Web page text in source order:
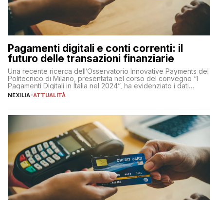
Pagamenti digitali e conti correnti: il
futuro delle transazioni finanziarie
Una recente ricerca dell’Osservatorio Innovative Payments del
Politecnico di Milano, presentata nel corso del convegno “I
Pagamenti Digitali in Italia nel 2024”, ha evidenziato i dati
definitivi del primo semestre 2024 relativamente alle
NEXILIA-ATTUALITÀ